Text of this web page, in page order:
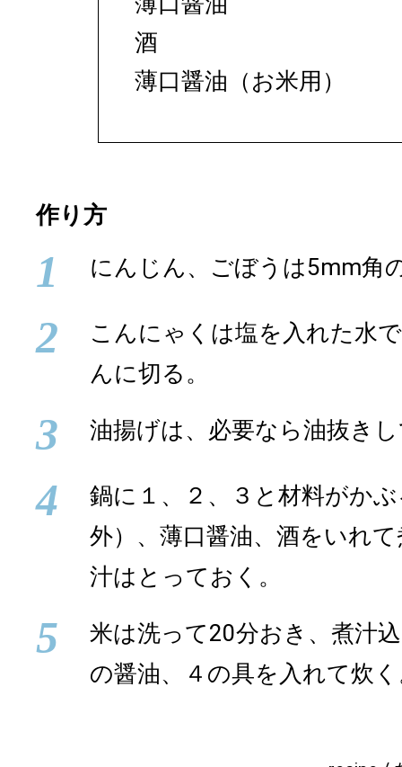
酒
薄口醤油（お米用）
作り方
1 にんじん、ごぼうは5mm角
2
こんにゃくは塩を入れた水
んに切る。
3 油揚げは、必要なら油抜き
4
鍋に１、２、３と材料がか
外）、薄口醤油、酒をいれ
汁はとっておく。
5
米は洗って20分おき、煮汁
の醤油、４の具を入れて炊